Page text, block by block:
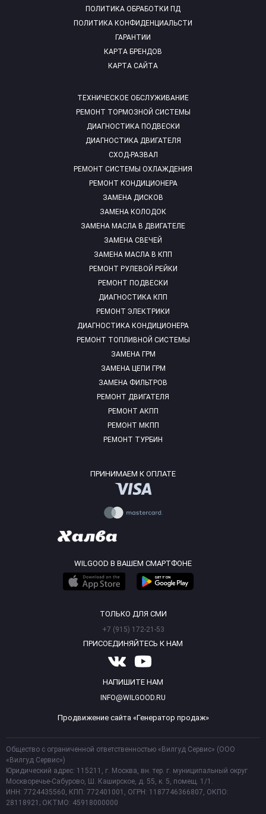
ТЕХНИЧЕСКОЕ ОБСЛУЖИВАНИЕ
РЕМОНТ ТОРМОЗНОЙ СИСТЕМЫ
ДИАГНОСТИКА ПОДВЕСКИ
ДИАГНОСТИКА ДВИГАТЕЛЯ
СХОД-РАЗВАЛ
РЕМОНТ СИСТЕМЫ ОХЛАЖДЕНИЯ
РЕМОНТ КОНДИЦИОНЕРА
ЗАМЕНА ДИСКОВ
ЗАМЕНА КОЛОДОК
ЗАМЕНА МАСЛА В ДВИГАТЕЛЕ
ЗАМЕНА СВЕЧЕЙ
ЗАМЕНА МАСЛА В КПП
РЕМОНТ РУЛЕВОЙ РЕЙКИ
РЕМОНТ ПОДВЕСКИ
ДИАГНОСТИКА КПП
РЕМОНТ ЭЛЕКТРИКИ
ДИАГНОСТИКА КОНДИЦИОНЕРА
РЕМОНТ ТОПЛИВНОЙ СИСТЕМЫ
ЗАМЕНА ГРМ
ЗАМЕНА ЦЕПИ ГРМ
ЗАМЕНА ФИЛЬТРОВ
РЕМОНТ ДВИГАТЕЛЯ
РЕМОНТ АКПП
РЕМОНТ МКПП
РЕМОНТ ТУРБИН
ПОЛИТИКА ОБРАБОТКИ ПД
ПОЛИТИКА КОНФИДЕНЦИАЛЬСТИ
ГАРАНТИИ
КАРТА БРЕНДОВ
КАРТА САЙТА
ПРИНИМАЕМ К ОПЛАТЕ
WILGOOD В ВАШЕМ СМАРТФОНЕ
ТОЛЬКО ДЛЯ СМИ
+7 (915) 172-21-53
ПРИСОЕДИНЯЙТЕСЬ К НАМ
НАПИШИТЕ НАМ
INFO@WILGOOD.RU
Продвижение сайта «Генератор продаж»
Общество с ограниченной ответственностью «Вилгуд Сервис» (ООО
«Вилгуд Сервис»)
Юридический адрес: 115211, г. Москва, вн. тер. г. муниципальный округ
Москворечье-Сабурово, Ш. Каширское, д. 55, к. 5, помещ. 1/1.
ИНН: 7724435560, КПП: 772401001, ОГРН: 1187746366807, ОКПО:
28118921; ОКТМО: 45918000000